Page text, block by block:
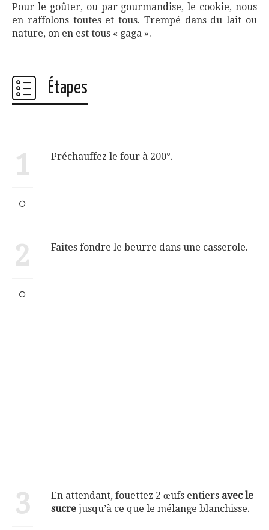
Pour le goûter, ou par gourmandise, le cookie, nous
en raffolons toutes et tous. Trempé dans du lait ou
nature, on en est tous « gaga ».
Étapes
1 Préchauffez le four à 200°.
2 Faites fondre le beurre dans une casserole.
3 En attendant, fouettez 2 œufs entiers avec le
sucre jusqu’à ce que le mélange blanchisse.